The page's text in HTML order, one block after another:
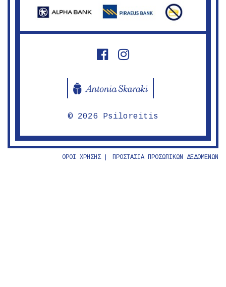
Ψηλορείτης
© 2026 Psiloreitis
ΟΡΟΙ ΧΡΗΣΗΣ ΠΡΟΣΤΑΣΙΑ ΠΡΟΣΩΠΙΚΩΝ ΔΕΔΟΜΕΝΩΝ